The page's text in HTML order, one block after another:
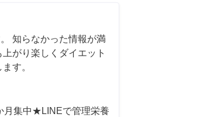
知らなかった情報が満
がり楽しくダイエット
す。
集中★LINEで管理栄養